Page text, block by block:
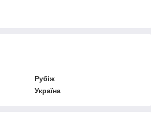
Рубіж
Україна